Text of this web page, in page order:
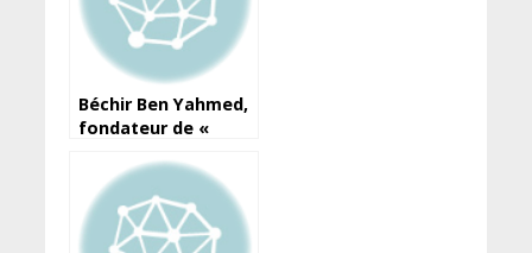
Béchir Ben Yahmed,
fondateur de «
mort